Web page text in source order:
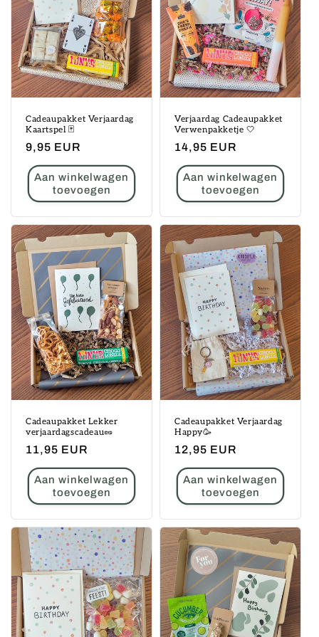
Cadeaupakket Verjaardag
Kaartspel 🃏
Normale
prijs
9,95 EUR
Aan winkelwagen
toevoegen
Verjaardag Cadeaupakket
Verwenpakketje 🤍
Normale
prijs
14,95 EUR
Aan winkelwagen
toevoegen
Cadeaupakket Lekker
verjaardagscadeau🥜
Normale
prijs
11,95 EUR
Aan winkelwagen
toevoegen
Cadeaupakket Verjaardag
Happy🥳
Normale
prijs
12,95 EUR
Aan winkelwagen
toevoegen